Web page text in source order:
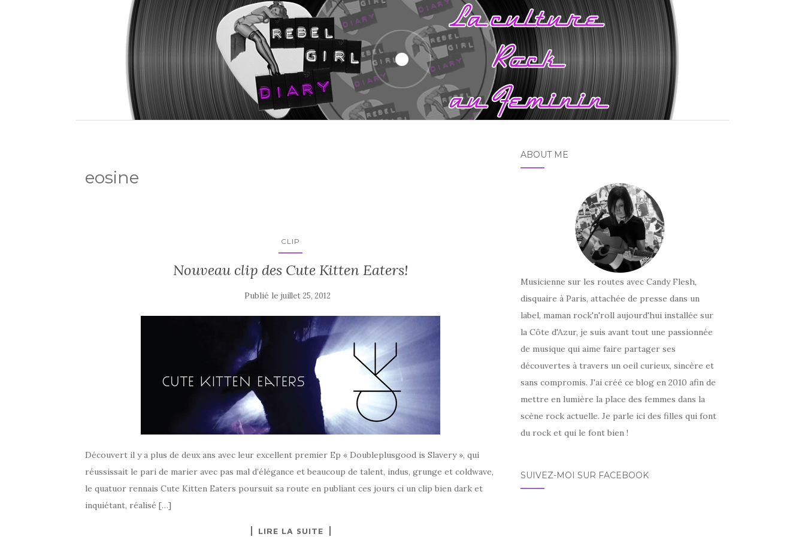
eosine
CLIP
Nouveau clip des Cute Kitten Eaters!
Publié lejuillet 25, 2012
Découvert il y a plus de deux ans avec leur excellent premier Ep « Doubleplusgood is Slavery », qui
réussissait le pari de marier avec pas mal d’élégance et beaucoup de talent, indus, grunge et coldwave,
le quatuor rennais Cute Kitten Eaters poursuit sa route en publiant ces jours ci un clip bien dark et
inquiétant, réalisé […]
LIRE LA SUITE
ABOUT ME
Musicienne sur les routes avec Candy Flesh,
disquaire à Paris, attachée de presse dans un
label, maman rock'n'roll aujourd'hui installée sur
la Côte d'Azur, je suis avant tout une passionnée
de musique qui aime faire partager ses
découvertes à travers un oeil curieux, sincère et
sans compromis. J'ai créé ce blog en 2010 afin de
mettre en lumière la place des femmes dans la
scène rock actuelle. Je parle ici des filles qui font
du rock et qui le font bien !
SUIVEZ-MOI SUR FACEBOOK